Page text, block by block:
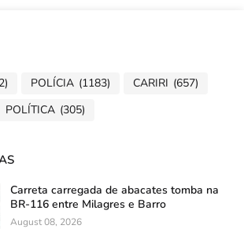
POLÍCIA (1183) CARIRI (657)
POLÍTICA (305)
Carreta carregada de abacates tomba na
BR-116 entre Milagres e Barro
August 08, 2026